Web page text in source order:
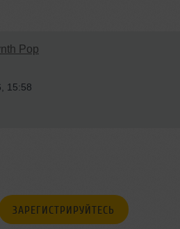
Pop
15:58
ЗАРЕГИСТРИРУЙТЕСЬ